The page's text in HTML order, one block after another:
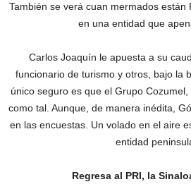
También se verá cuan mermados están
en una entidad que
Carlos Joaquín le apuesta a su
funcionario de turismo y otros, bajo la
único seguro es que el Grupo
como tal. Aunque, de manera inédita,
en las encuestas. Un volado en el aire
entidad
Regresa al PRI, la